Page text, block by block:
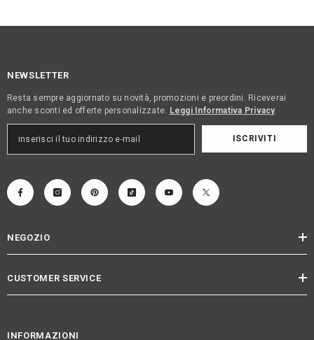
NEWSLETTER
Resta sempre aggiornato su novità, promozioni e preordini. Riceverai
anche sconti ed offerte personalizzate. Leggi Informativa Privacy
ISCRIVITI
NEGOZIO
CUSTOMER SERVICE
INFORMAZIONI